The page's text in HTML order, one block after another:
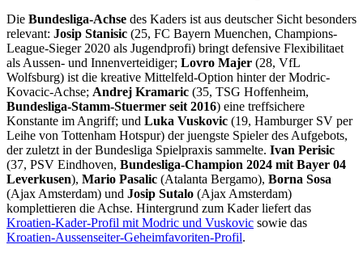
Die Bundesliga-Achse des Kaders ist aus deutscher Sicht besonders
relevant: Josip Stanisic (25, FC Bayern Muenchen, Champions-
League-Sieger 2020 als Jugendprofi) bringt defensive Flexibilitaet
als Aussen- und Innenverteidiger; Lovro Majer (28, VfL
Wolfsburg) ist die kreative Mittelfeld-Option hinter der Modric-
Kovacic-Achse; Andrej Kramaric (35, TSG Hoffenheim,
Bundesliga-Stamm-Stuermer seit 2016) eine treffsichere
Konstante im Angriff; und Luka Vuskovic (19, Hamburger SV per
Leihe von Tottenham Hotspur) der juengste Spieler des Aufgebots,
der zuletzt in der Bundesliga Spielpraxis sammelte. Ivan Perisic
(37, PSV Eindhoven, Bundesliga-Champion 2024 mit Bayer 04
Leverkusen), Mario Pasalic (Atalanta Bergamo), Borna Sosa
(Ajax Amsterdam) und Josip Sutalo (Ajax Amsterdam)
komplettieren die Achse. Hintergrund zum Kader liefert das
Kroatien-Kader-Profil mit Modric und Vuskovic sowie das
Kroatien-Aussenseiter-Geheimfavoriten-Profil.